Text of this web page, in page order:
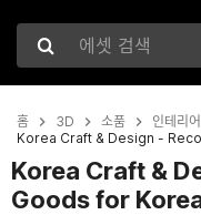
에셋 검색
홈 3D 소품
인테리어
Korea Craft & Design -
Korea Craft &
Goods for